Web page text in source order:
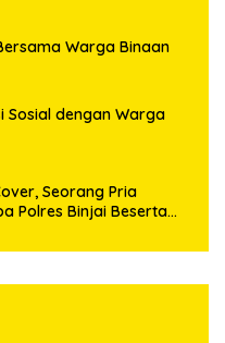
Warga Binaan
Sosial dengan Warga
Seorang Pria
Polres Binjai Beserta